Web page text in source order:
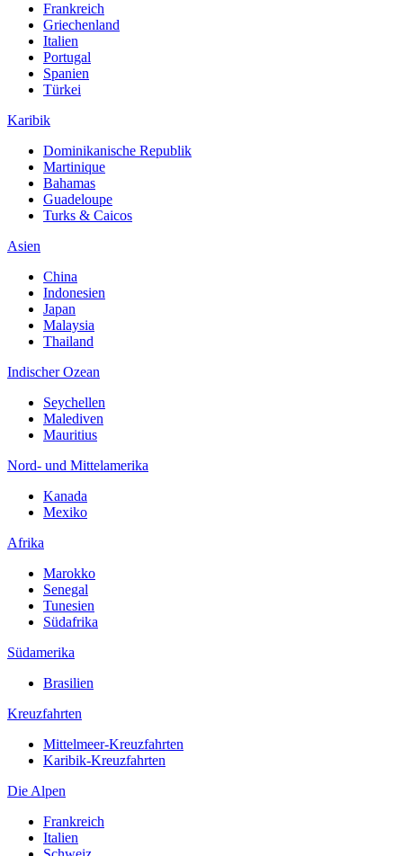
Frankreich
Griechenland
Italien
Portugal
Spanien
Türkei
Karibik
Dominikanische Republik
Martinique
Bahamas
Guadeloupe
Turks & Caicos
Asien
China
Indonesien
Japan
Malaysia
Thailand
Indischer Ozean
Seychellen
Malediven
Mauritius
Nord- und Mittelamerika
Kanada
Mexiko
Afrika
Marokko
Senegal
Tunesien
Südafrika
Südamerika
Brasilien
Kreuzfahrten
Mittelmeer-Kreuzfahrten
Karibik-Kreuzfahrten
Die Alpen
Frankreich
Italien